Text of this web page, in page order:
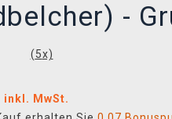
-
(5x)
inkl. MwSt.